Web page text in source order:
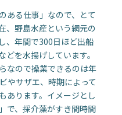
ある仕事」なので、とて
、野島水産という網元の
、年間で300日ほど出船
どを水揚げしています。
なので操業できるのは年
やサザエ、時期によって
あります。イメージとし
で、採介藻がすき間時間